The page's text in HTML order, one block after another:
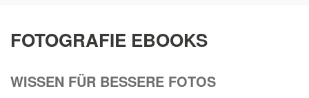
FOTOGRAFIE EBOOKS
WISSEN FÜR BESSERE FOTOS